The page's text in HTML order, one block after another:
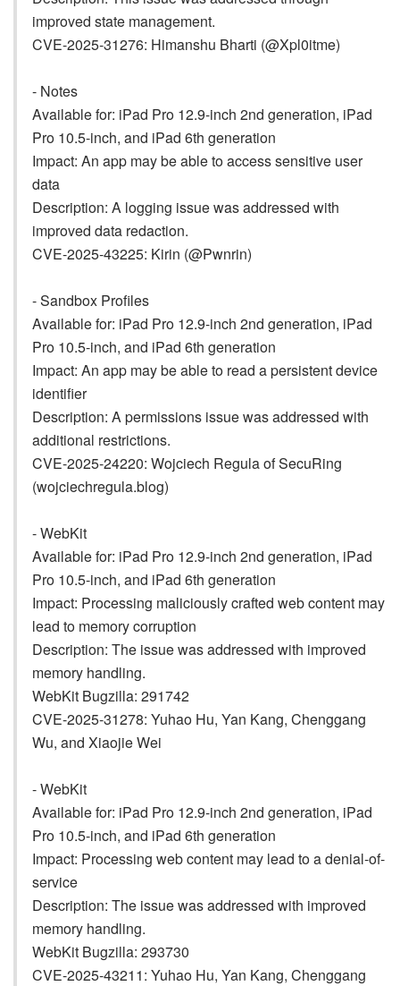
improved state management.
CVE-2025-31276: Himanshu Bharti (@Xpl0itme)
- Notes
Available for: iPad Pro 12.9-inch 2nd generation, iPad
Pro 10.5-inch, and iPad 6th generation
Impact: An app may be able to access sensitive user
data
Description: A logging issue was addressed with
improved data redaction.
CVE-2025-43225: Kirin (@Pwnrin)
- Sandbox Profiles
Available for: iPad Pro 12.9-inch 2nd generation, iPad
Pro 10.5-inch, and iPad 6th generation
Impact: An app may be able to read a persistent device
identifier
Description: A permissions issue was addressed with
additional restrictions.
CVE-2025-24220: Wojciech Regula of SecuRing
(wojciechregula.blog)
- WebKit
Available for: iPad Pro 12.9-inch 2nd generation, iPad
Pro 10.5-inch, and iPad 6th generation
Impact: Processing maliciously crafted web content may
lead to memory corruption
Description: The issue was addressed with improved
memory handling.
WebKit Bugzilla: 291742
CVE-2025-31278: Yuhao Hu, Yan Kang, Chenggang
Wu, and Xiaojie Wei
- WebKit
Available for: iPad Pro 12.9-inch 2nd generation, iPad
Pro 10.5-inch, and iPad 6th generation
Impact: Processing web content may lead to a denial-of-
service
Description: The issue was addressed with improved
memory handling.
WebKit Bugzilla: 293730
CVE-2025-43211: Yuhao Hu, Yan Kang, Chenggang